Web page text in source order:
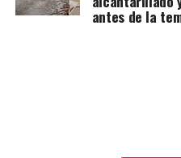
antes de la